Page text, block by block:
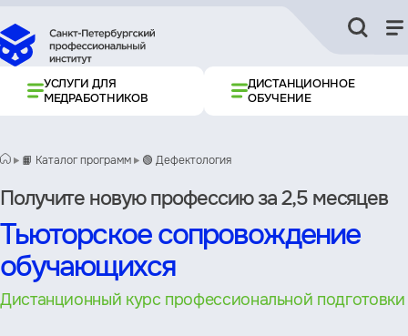
УСЛУГИ ДЛЯ
МЕДРАБОТНИКОВ
ДИСТАНЦИОННОЕ
ОБУЧЕНИЕ
📙 Каталог программ 🟢 Дефектология
Получите новую профессию за 2,5 месяцев
Тьюторское сопровождение
обучающихся
Дистанционный курс профессиональной подготовки